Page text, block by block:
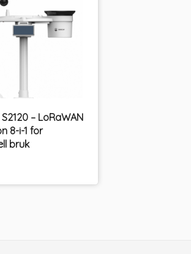
– LoRaWAN
8-i-1 for
bruk